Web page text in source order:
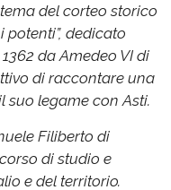
del corteo storico
potenti”, dedicato
da Amedeo VI di
di raccontare una
suo legame con Asti.
Filiberto di
di studio e
e del territorio.